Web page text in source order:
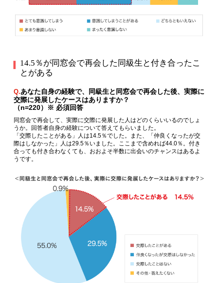
14.5％が同窓会で再会した同級生と付き合ったこ
とがある
Q.あなた自身の経験で、同級生と同窓会で再会した後、実際に
交際に発展したケースはありますか？
（n=220）※ 必須回答
同窓会で再会して、実際に交際に発展した人はどのくらいいるのでしょ
うか。回答者自身の経験について答えてもらいました。
「交際したことがある」人は14.5％でした。また、「仲良くなったが交
際はしなかった」人は29.5％いました。ここまで含めれば44.0％。付き
合っても付き合わなくても、おおよそ半数に出会いのチャンスはあるよ
うです。